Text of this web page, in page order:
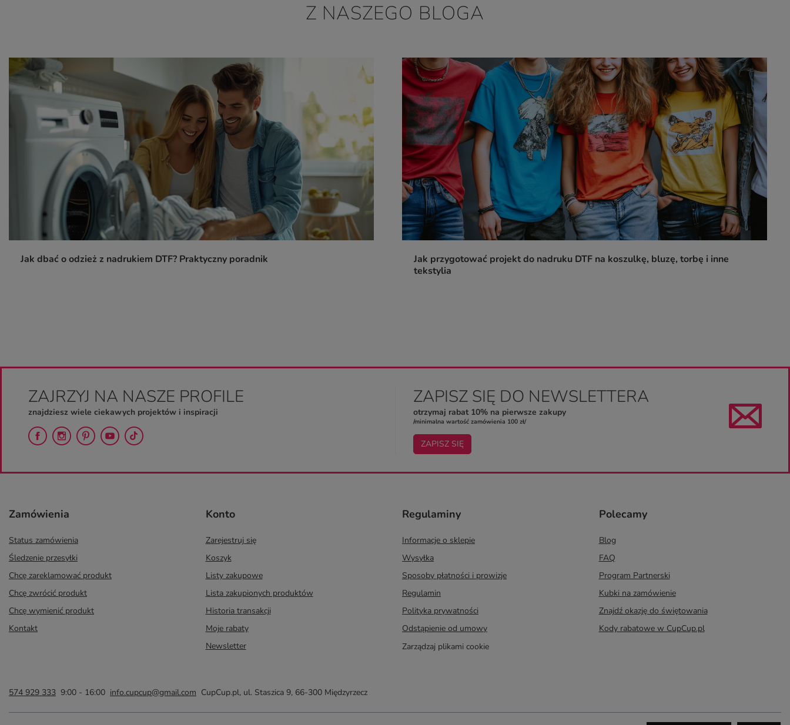
Z NASZEGO BLOGA
Jak dbać o odzież z nadrukiem DTF? Praktyczny poradnik
Jak przygotować projekt do nadruku DTF na koszulkę, bluzę, torbę i inne
tekstylia
ZAJRZYJ NA NASZE PROFILE
znajdziesz wiele ciekawych projektów i inspiracji
ZAPISZ SIĘ DO NEWSLETTERA
otrzymaj rabat 10% na pierwsze zakupy
/minimalna wartość zamówienia 100 zł/
ZAPISZ SIĘ
Zamówienia
Status zamówienia
Śledzenie przesyłki
Chcę zareklamować produkt
Chcę zwrócić produkt
Chcę wymienić produkt
Kontakt
Konto
Zarejestruj się
Koszyk
Listy zakupowe
Lista zakupionych produktów
Historia transakcji
Moje rabaty
Newsletter
Regulaminy
Informacje o sklepie
Wysyłka
Sposoby płatności i prowizje
Regulamin
Polityka prywatności
Odstąpienie od umowy
Zarządzaj plikami cookie
Polecamy
Blog
FAQ
Program Partnerski
Kubki na zamówienie
Znajdź okazję do świętowania
Kody rabatowe w CupCup.pl
574 929 333 9:00 - 16:00 info.cupcup@gmail.com CupCup.pl, ul. Staszica 9, 66-300 Międzyrzecz